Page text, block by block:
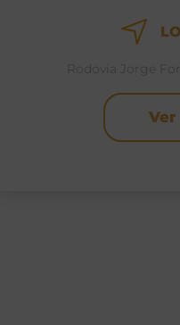
Rodovia Jorge
Ver